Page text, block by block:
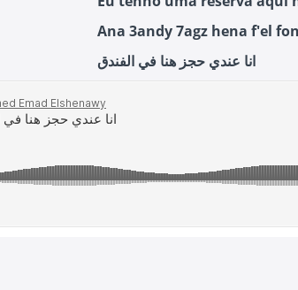
Ana 3andy 7agz hena f'el
انا عندي حجز هنا في الفندق